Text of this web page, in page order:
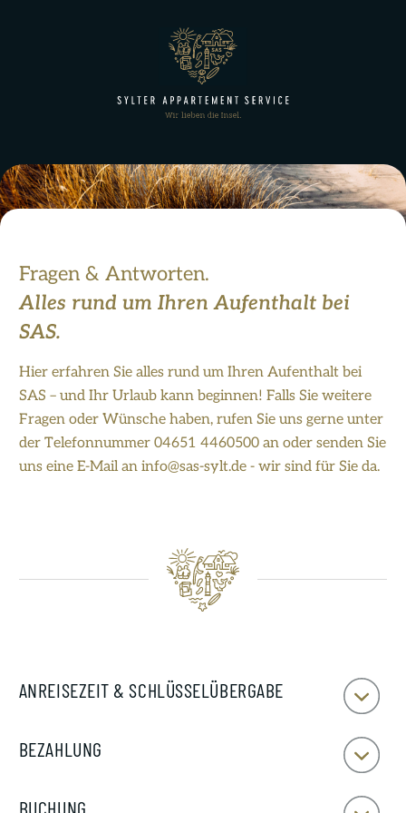
Reisewunsch
Unsere Philosophie
Fragen & Antworten.
Alles rund um Ihren Aufenthalt bei
SAS.
Hier erfahren Sie alles rund um Ihren Aufenthalt bei
SAS – und Ihr Urlaub kann beginnen! Falls Sie weitere
Fragen oder Wünsche haben, rufen Sie uns gerne unter
der Telefonnummer 04651 4460500 an oder senden Sie
uns eine E-Mail an info@sas-sylt.de- wir sind für Sie da.
ANREISEZEIT & SCHLÜSSELÜBERGABE
Bei uns können Sie bequem an 7 Tagen in der Woche an 24 h anreisen –
Dank des SAS-Schlüsselsafes: Keine Fixierung auf Anreise-
Domizilschlüssel erhalten Sie in unserer Wenningstedter Dependance. 7
BEZAHLUNG
BUCHUNG